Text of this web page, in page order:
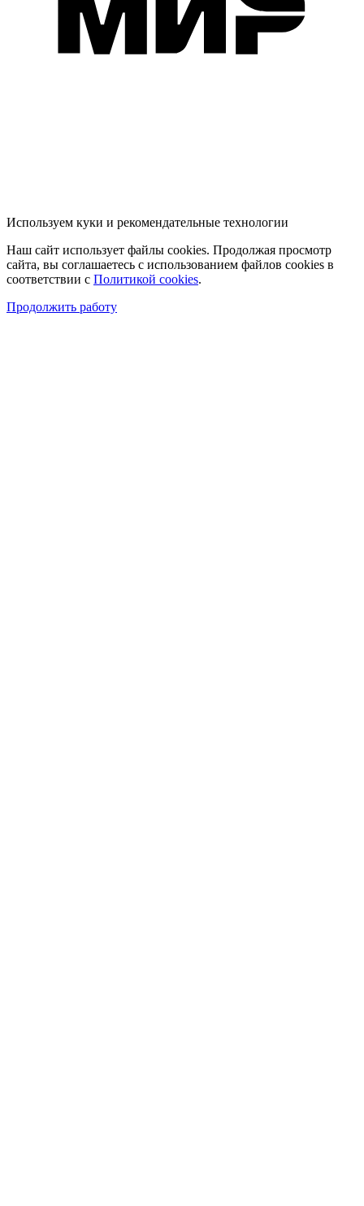
Используем куки и рекомендательные технологии
Наш сайт использует файлы cookies. Продолжая просмотр
сайта, вы соглашаетесь с использованием файлов cookies в
соответствии с Политикой cookies.
Продолжить работу